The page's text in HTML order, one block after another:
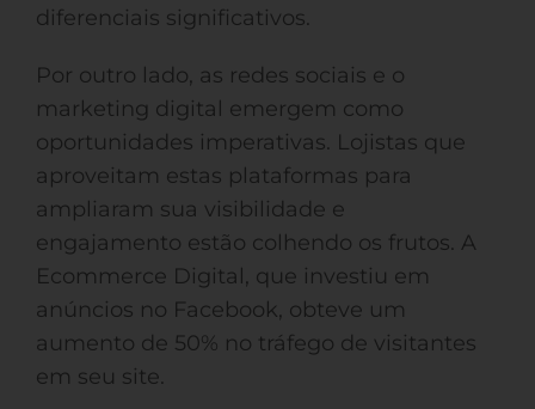
diferenciais significativos.
Por outro lado, as redes sociais e o
marketing digital emergem como
oportunidades imperativas. Lojistas que
aproveitam estas plataformas para
ampliaram sua visibilidade e
engajamento estão colhendo os frutos. A
Ecommerce Digital, que investiu em
anúncios no Facebook, obteve um
aumento de 50% no tráfego de visitantes
em seu site.